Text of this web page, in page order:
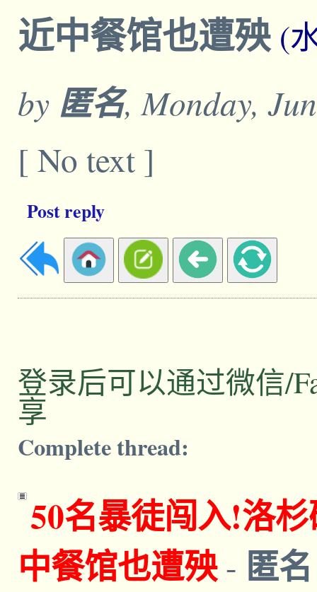
近中餐馆也遭殃 (
by 匿名, Monday,
[ No text ]
Post reply
登录后可以通过微信/
享
Complete thread:
50名暴徒闯入!洛
中餐馆也遭殃 - 匿